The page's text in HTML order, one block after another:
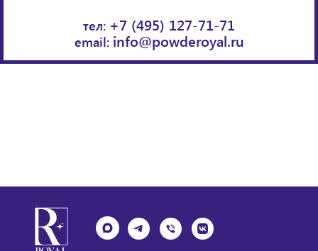
тел: +7 (495) 127-71-71
email: info@powderoyal.ru